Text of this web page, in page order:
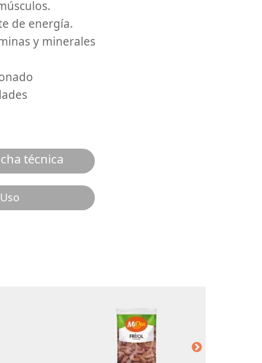
de energía.
y minerales
técnica